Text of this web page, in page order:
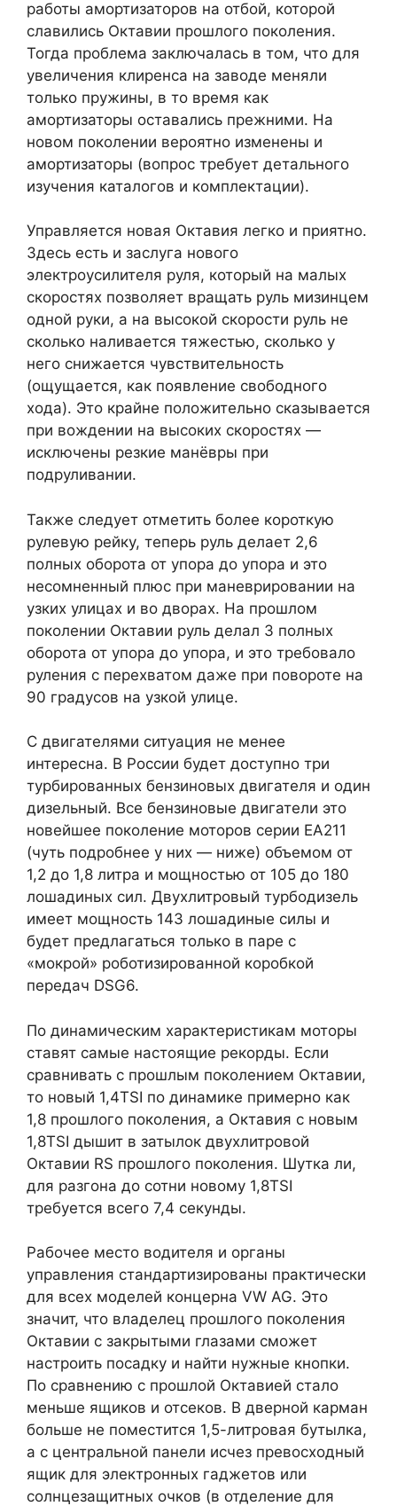
работы амортизаторов на отбой, которой
славились Октавии прошлого поколения.
Тогда проблема заключалась в том, что для
увеличения клиренса на заводе меняли
только пружины, в то время как
амортизаторы оставались прежними. На
новом поколении вероятно изменены и
амортизаторы (вопрос требует детального
изучения каталогов и комплектации).
Управляется новая Октавия легко и приятно.
Здесь есть и заслуга нового
электроусилителя руля, который на малых
скоростях позволяет вращать руль мизинцем
одной руки, а на высокой скорости руль не
сколько наливается тяжестью, сколько у
него снижается чувствительность
(ощущается, как появление свободного
хода). Это крайне положительно сказывается
при вождении на высоких скоростях —
исключены резкие манёвры при
подруливании.
Также следует отметить более короткую
рулевую рейку, теперь руль делает 2,6
полных оборота от упора до упора и это
несомненный плюс при маневрировании на
узких улицах и во дворах. На прошлом
поколении Октавии руль делал 3 полных
оборота от упора до упора, и это требовало
руления с перехватом даже при повороте на
90 градусов на узкой улице.
С двигателями ситуация не менее
интересна. В России будет доступно три
турбированных бензиновых двигателя и один
дизельный. Все бензиновые двигатели это
новейшее поколение моторов серии EA211
(чуть подробнее у них — ниже) объемом от
1,2 до 1,8 литра и мощностью от 105 до 180
лошадиных сил. Двухлитровый турбодизель
имеет мощность 143 лошадиные силы и
будет предлагаться только в паре с
«мокрой» роботизированной коробкой
передач DSG6.
По динамическим характеристикам моторы
ставят самые настоящие рекорды. Если
сравнивать с прошлым поколением Октавии,
то новый 1,4TSI по динамике примерно как
1,8 прошлого поколения, а Октавия с новым
1,8TSI дышит в затылок двухлитровой
Октавии RS прошлого поколения. Шутка ли,
для разгона до сотни новому 1,8TSI
требуется всего 7,4 секунды.
Рабочее место водителя и органы
управления стандартизированы практически
для всех моделей концерна VW AG. Это
значит, что владелец прошлого поколения
Октавии с закрытыми глазами сможет
настроить посадку и найти нужные кнопки.
По сравнению с прошлой Октавией стало
меньше ящиков и отсеков. В дверной карман
больше не поместится 1,5-литровая бутылка,
а с центральной панели исчез превосходный
ящик для электронных гаджетов или
солнцезащитных очков (в отделение для